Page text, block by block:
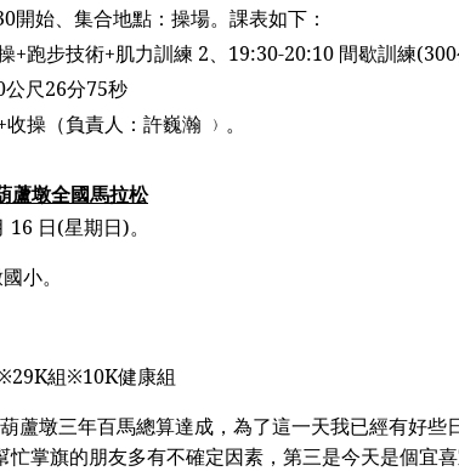
開始、集合地點：操場。課表如下：
+跑步技術+肌力訓練 2、 19:30-20:10 間歇訓練(300
公尺26分75秒
收操（負責人：許巍瀚 ﹚ 。
蘆墩全國馬拉松
16 日(星期日)。
國小。
組※10K健康組
葫蘆墩三年百馬總算達成，為了這一天我已經有好些
忙掌旗的朋友多有不確定因素，第三是今天是個宜